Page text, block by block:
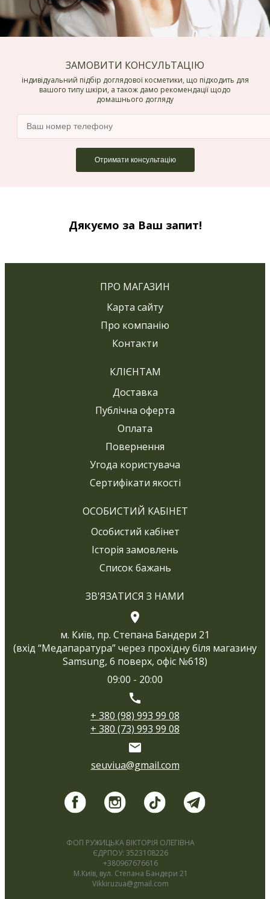
ЗАМОВИТИ КОНСУЛЬТАЦІЮ
індивідуальний підбір доглядової косметики, що підходить для
вашого типу шкіри, а також дамо рекомендації щодо
домашнього догляду
Дякуємо за Ваш запит!
ПРО МАГАЗИН
Карта сайту
Про компанію
Контакти
КЛІЄНТАМ
Доставка
Публічна оферта
Оплата
Повернення
Угода користувача
Сертифікати якості
ОСОБИСТИЙ КАБІНЕТ
Особистий кабінет
Історія замовлень
Список бажань
ЗВ'ЯЗАТИСЯ З НАМИ
м. Київ, пр. Степана Бандери 21
(вхід “Медапаратура” через прохідну біля магазину
Samsung, 6 поверх, офіс №618)
09:00 - 20:00
+ 380 (98) 993 99 08
+ 380 (73) 993 99 08
seuviua@gmail.com
ФОП РУЖИЦЬКА ВІКТОРІЯ ОЛЕГІВНА
ЄДРПОУ: 3523108226
+380967676616
М.Київ, вул. Степана Бандери 21
Vikkiruzua@gmail.com